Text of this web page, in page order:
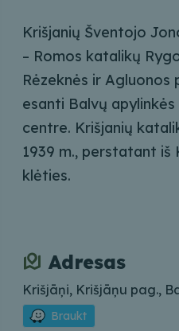
Krišjanių Šventojo
– Romos katalikų
Rėzeknės ir Agluonos
esanti Balvų apylinkės
centre. Krišjanių
1939 m., perstatant iš
klėties.
Adresas
Krišjāņi, Krišjāņu pag.,
Braukt